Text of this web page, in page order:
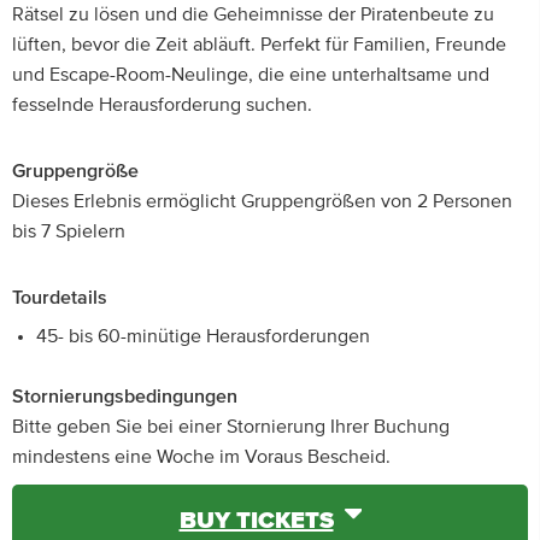
Rätsel zu lösen und die Geheimnisse der Piratenbeute zu
lüften, bevor die Zeit abläuft. Perfekt für Familien, Freunde
und Escape-Room-Neulinge, die eine unterhaltsame und
fesselnde Herausforderung suchen.
Gruppengröße
Dieses Erlebnis ermöglicht Gruppengrößen von 2 Personen
bis 7 Spielern
Tourdetails
45- bis 60-minütige Herausforderungen
Stornierungsbedingungen
Bitte geben Sie bei einer Stornierung Ihrer Buchung
mindestens eine Woche im Voraus Bescheid.
BUY TICKETS